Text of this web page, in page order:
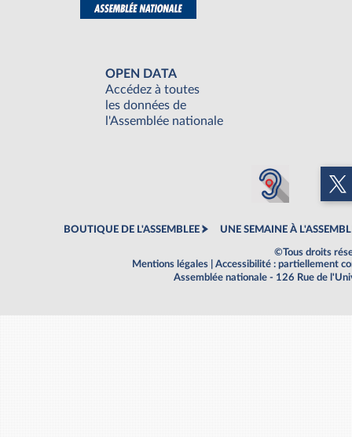
OPEN DATA
Accédez à toutes
les données de
l'Assemblée nationale
BOUTIQUE DE L'ASSEMBLEE UNE SEMAINE À
©Tous droits
Mentions légales
Accessibilité : partiellement
Assemblée nationale - 126 Rue de